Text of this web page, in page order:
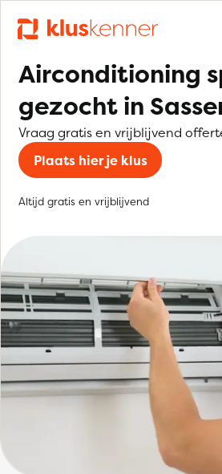
Airconditioning
gezocht in
Vraag gratis en vrijblijvend
Plaats hier je klus
Altijd gratis en vrijblijvend